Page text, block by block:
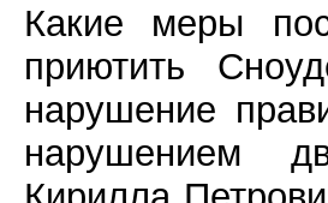
Какие меры
приютить
нарушение
нарушением